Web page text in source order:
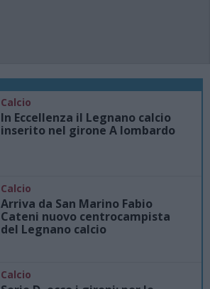
Calcio
In Eccellenza il Legnano calcio
inserito nel girone A lombardo
Calcio
Arriva da San Marino Fabio
Cateni nuovo centrocampista
del Legnano calcio
Calcio